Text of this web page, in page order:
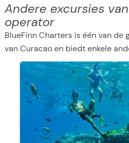
Andere excursies
operator
BlueFinn Charters is één van
van Curacao en biedt enkele